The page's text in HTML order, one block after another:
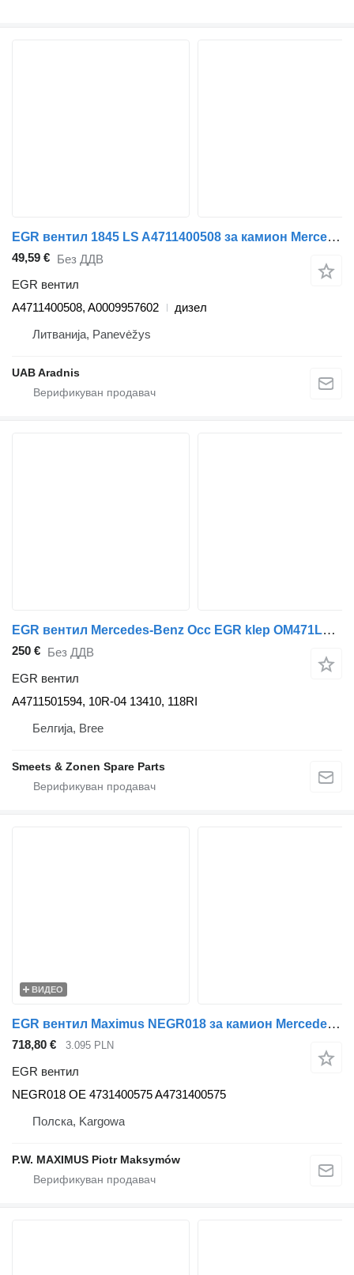
EGR вентил 1845 LS A4711400508 за камион Mercedes-Benz ACTROS MP4
49,59 € Без ДДВ
EGR вентил
A4711400508, A0009957602
дизел
Литванија, Panevėžys
UAB Aradnis
EGR вентил Mercedes-Benz Occ EGR klep OM471LA Mercedes A4711501594 за камион
250 € Без ДДВ
EGR вентил
A4711501594, 10R-04 13410, 118RI
Белгија, Bree
Smeets & Zonen Spare Parts
ВИДЕО
EGR вентил Maximus NEGR018 за камион Mercedes-Benz
718,80 € 3.095 PLN
EGR вентил
NEGR018 OE 4731400575 A4731400575
Полска, Kargowa
P.W. MAXIMUS Piotr Maksymów